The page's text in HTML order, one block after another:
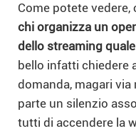
Come potete
chi organizza un
dello streaming
bello infatti chiedere
domanda, magari via
parte un silenzio
tutti di accendere la